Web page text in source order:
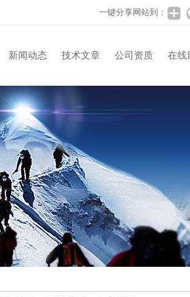
一键分享网站到：
新闻动态 技术文章 公司资质 在线